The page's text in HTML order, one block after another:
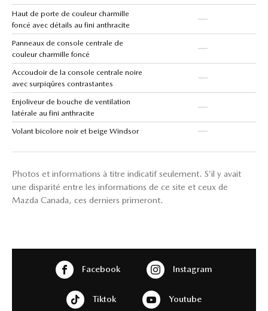
Haut de porte de couleur charmille
foncé avec détails au fini anthracite
Panneaux de console centrale de
couleur charmille foncé
Accoudoir de la console centrale noire
avec surpiqûres contrastantes
Enjoliveur de bouche de ventilation
latérale au fini anthracite
Volant bicolore noir et beige Windsor
Photos et informations à titre indicatif seulement. S’il y avait
une disparité entre les informations de ce site et ceux de
Mazda Canada, ces derniers primeront.
Facebook Instagram
Tiktok Youtube